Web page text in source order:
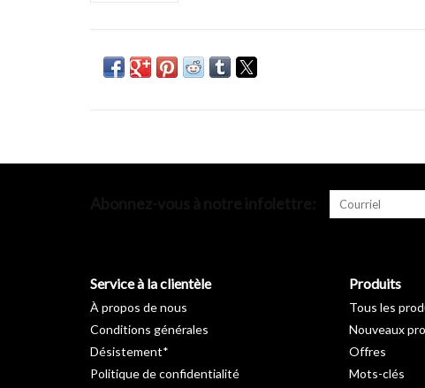
Service à la clientèle
À propos de nous
Conditions générales
Désistement*
Politique de confidentialité
Produits
Tous les
Nouveaux
Offres
Mots-clés